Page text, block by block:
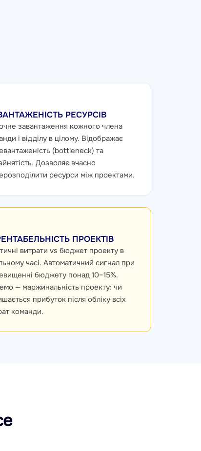
РЕСУРСІВ
завантаження кожного члена
і відділу в цілому. Відображає
(bottleneck) та
Дозволяє вчасно
ресурси між проектами.
ПРОЕКТІВ
витрати vs бюджет проекту в
часі. Автоматичний сигнал при
бюджету понад 10–15%.
— маржинальність проекту: чи
прибуток після обліку всіх
команди.